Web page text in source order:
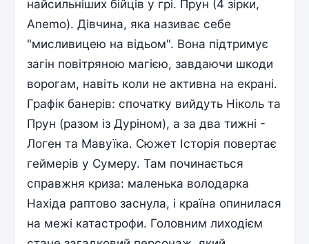
найсильніших бійців у грі. Прун (4 зірки,
Anemo). Дівчина, яка називає себе
"мисливицею на відьом". Вона підтримує
загін повітряною магією, завдаючи шкоди
ворогам, навіть коли не активна на екрані.
Графік банерів: спочатку вийдуть Ніколь та
Прун (разом із Дуріном), а за два тижні -
Логен та Мавуїка. Сюжет Історія повертає
геймерів у Сумеру. Там починається
справжня криза: маленька володарка
Нахіда раптово заснула, і країна опинилася
на межі катастрофи. Головним лиходієм